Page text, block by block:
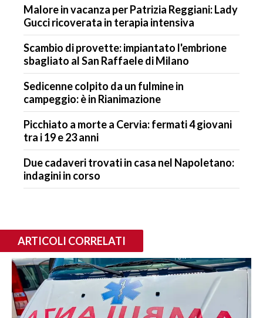
Malore in vacanza per Patrizia Reggiani: Lady
Gucci ricoverata in terapia intensiva
Scambio di provette: impiantato l'embrione
sbagliato al San Raffaele di Milano
Sedicenne colpito da un fulmine in
campeggio: è in Rianimazione
Picchiato a morte a Cervia: fermati 4 giovani
tra i 19 e 23 anni
Due cadaveri trovati in casa nel Napoletano:
indagini in corso
ARTICOLI CORRELATI